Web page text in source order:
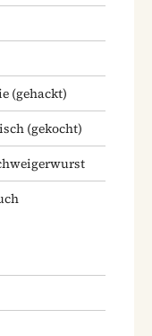
(gehackt)
(gekocht)